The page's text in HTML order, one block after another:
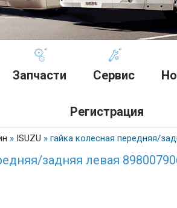
Запчасти Сервис
Регистрация
» ISUZU » гайка колесная передняя/
задняя левая